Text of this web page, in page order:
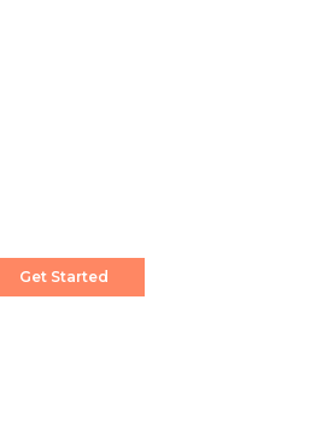
Get Started